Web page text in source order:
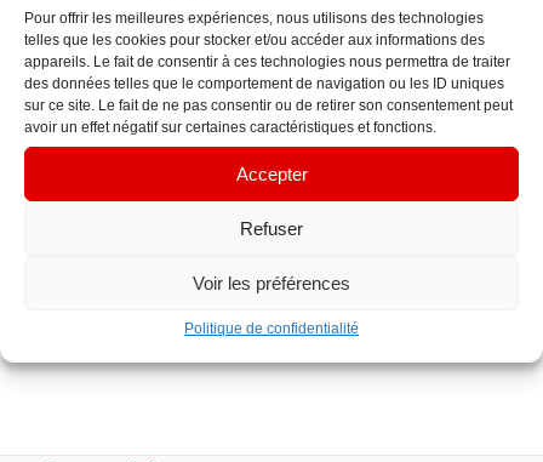
Pour offrir les meilleures expériences, nous utilisons des technologies
telles que les cookies pour stocker et/ou accéder aux informations des
appareils. Le fait de consentir à ces technologies nous permettra de traiter
des données telles que le comportement de navigation ou les ID uniques
sur ce site. Le fait de ne pas consentir ou de retirer son consentement peut
avoir un effet négatif sur certaines caractéristiques et fonctions.
Accepter
Refuser
Voir les préférences
Politique de confidentialité
E-
mail
Site